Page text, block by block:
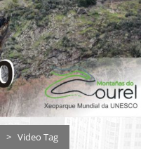
> Video Tag